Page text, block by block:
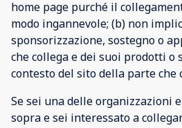
home page purché il
modo ingannevole; (b) non
sponsorizzazione, sostegno o
che collega e dei suoi prodotti o
contesto del sito della parte che
Se sei una delle organizzazioni
sopra e sei interessato a